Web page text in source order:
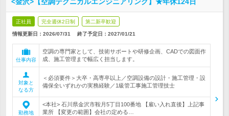
正社員 完全週休2日制 第二新卒歓迎
情報更新日：2026/07/31 終了予定日： 2027/01/21
仕事内容
空調の専門家として、技術サポートや研修企画、CADでの図面作
成、施工管理まで幅広く担当します。
対象と
なる方
＜必須要件＞大卒・高専卒以上／空調設備の設計・施工管理・設
備保全いずれかの実務経験／1級管工事施工管理技士
勤務地
<本社> 石川県金沢市鞍月5丁目100番地 【雇い入れ直後】上記事
業所 【変更の範囲】会社の定める…